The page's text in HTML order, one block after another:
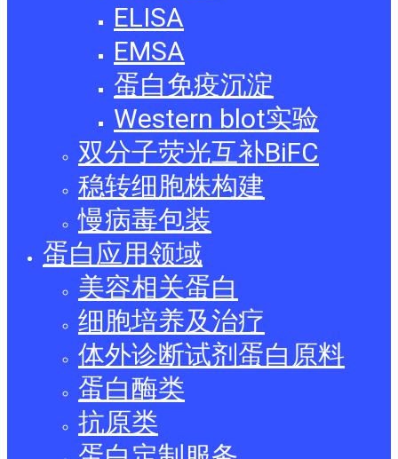
ELISA
EMSA
蛋白免疫沉淀
Western blot实验
双分子荧光互补BiFC
稳转细胞株构建
慢病毒包装
蛋白应用领域
美容相关蛋白
细胞培养及治疗
体外诊断试剂蛋白原料
蛋白酶类
抗原类